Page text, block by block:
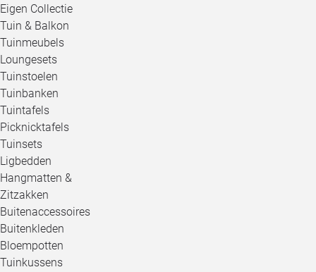
Eigen Collectie
Tuin & Balkon
Tuinmeubels
Loungesets
Tuinstoelen
Tuinbanken
Tuintafels
Picknicktafels
Tuinsets
Ligbedden
Hangmatten &
Zitzakken
Buitenaccessoires
Buitenkleden
Bloempotten
Tuinkussens